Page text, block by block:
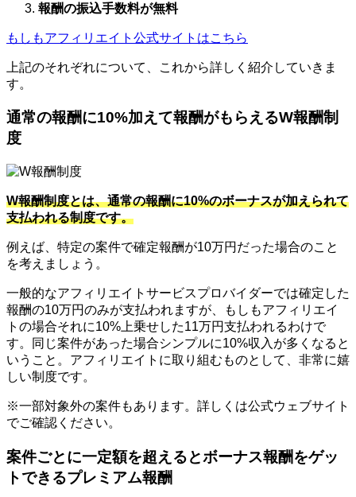
報酬の振込手数料が無料
もしもアフィリエイト公式サイトはこちら
上記のそれぞれについて、これから詳しく紹介していきま
す。
通常の報酬に10%加えて報酬がもらえるW報酬制
度
W報酬制度とは、通常の報酬に10%のボーナスが加えられて
支払われる制度です。
例えば、特定の案件で確定報酬が10万円だった場合のこと
を考えましょう。
一般的なアフィリエイトサービスプロバイダーでは確定した
報酬の10万円のみが支払われますが、もしもアフィリエイ
トの場合それに10%上乗せした11万円支払われるわけで
す。同じ案件があった場合シンプルに10%収入が多くなると
いうこと。アフィリエイトに取り組むものとして、非常に嬉
しい制度です。
※一部対象外の案件もあります。詳しくは公式ウェブサイト
でご確認ください。
案件ごとに一定額を超えるとボーナス報酬をゲッ
トできるプレミアム報酬